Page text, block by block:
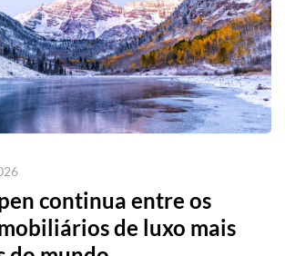
continua entre os
de luxo mais